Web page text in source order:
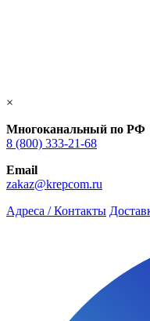
×
Многоканальный по РФ
8 (800) 333‑21-68
Email
zakaz@krepcom.ru
Адреса / Контакты